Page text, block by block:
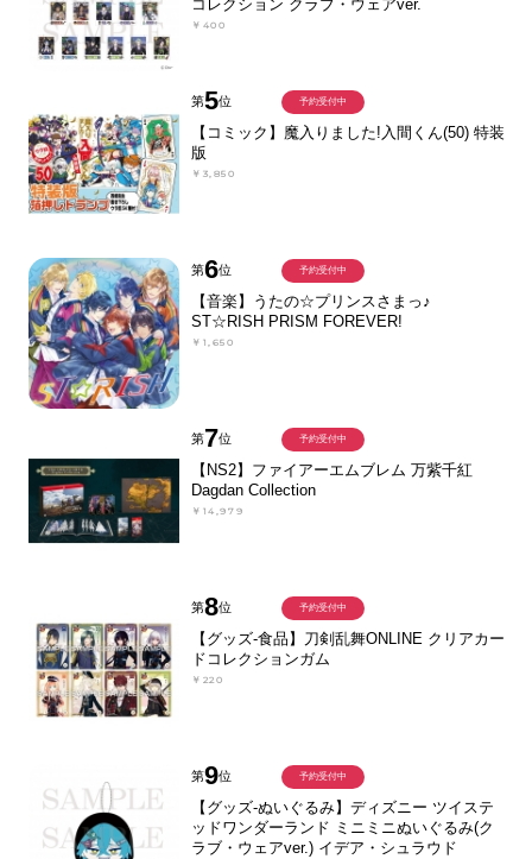
コレクション クラブ・ウェアver.
￥400
第5位
【コミック】魔入りました!入間くん(50) 特装
版
￥3,850
予約受付中
第6位
【音楽】うたの☆プリンスさまっ♪
ST☆RISH PRISM FOREVER!
￥1,650
予約受付中
第7位
【NS2】ファイアーエムブレム 万紫千紅
Dagdan Collection
￥14,979
予約受付中
第8位
【グッズ-食品】刀剣乱舞ONLINE クリアカー
ドコレクションガム
￥220
予約受付中
第9位
【グッズ-ぬいぐるみ】ディズニー ツイステ
ッドワンダーランド ミニミニぬいぐるみ(ク
ラブ・ウェアver.) イデア・シュラウド
予約受付中